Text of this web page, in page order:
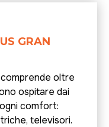
GRAN
oltre
ospitare dai
comfort:
televisori.